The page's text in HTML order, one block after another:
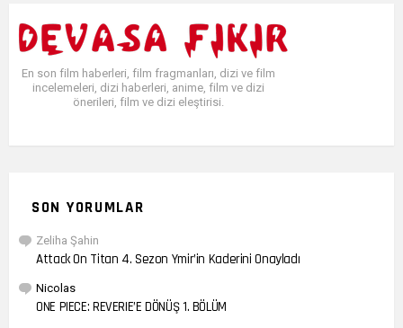
En son film haberleri, film fragmanları, dizi ve film
incelemeleri, dizi haberleri, anime, film ve dizi
önerileri, film ve dizi eleştirisi.
SON YORUMLAR
Zeliha Şahin
Attack On Titan 4. Sezon Ymir’in Kaderini Onayladı
Nicolas
ONE PIECE: REVERIE’E DÖNÜŞ 1. BÖLÜM